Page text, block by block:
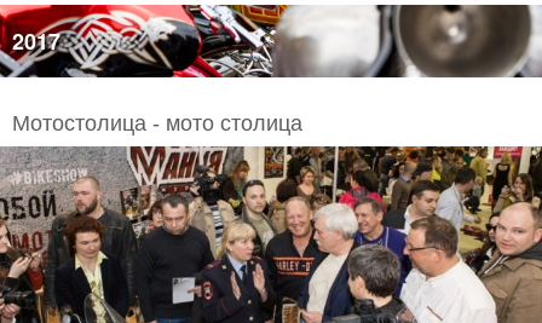
2017
Мотостолица - мото столица